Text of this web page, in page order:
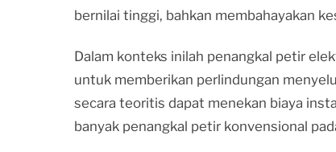
bernilai tinggi, bahkan membahayakan
Dalam konteks inilah penangkal petir
untuk memberikan perlindungan
secara teoritis dapat menekan biaya
banyak penangkal petir konvensional